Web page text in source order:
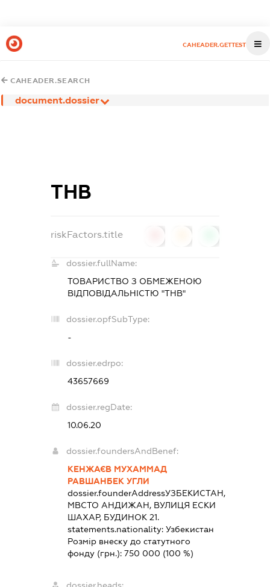
CAHEADER.GETTEST
CAHEADER.SEARCH
document.dossier
ТНВ
riskFactors.title
dossier.fullName:
ТОВАРИСТВО З ОБМЕЖЕНОЮ
ВІДПОВІДАЛЬНІСТЮ "ТНВ"
dossier.opfSubType:
-
dossier.edrpo:
43657669
dossier.regDate:
10.06.20
dossier.foundersAndBenef:
КЕНЖАЄВ МУХАММАД
РАВШАНБЕК УГЛИ
dossier.founderAddressУЗБЕКИСТАН,
МВСТО АНДИЖАН, ВУЛИЦЯ ЕСКИ
ШАХАР, БУДИНОК 21.
statements.nationality: Узбекистан
Розмір внеску до статутного
фонду (грн.): 750 000 (100 %)